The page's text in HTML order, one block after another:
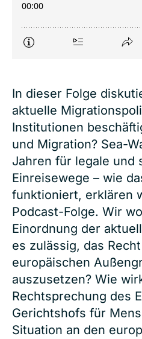
In dieser Folge
aktuelle
Institutionen
und Migration? Sea-
Jahren für legale und
Einreisewege – wie
funktioniert, erklären
Podcast-Folge. Wir
Einordnung der
es zulässig, das
europäischen
auszusetzen? Wie
Rechtsprechung des
Gerichtshofs für
Situation an den